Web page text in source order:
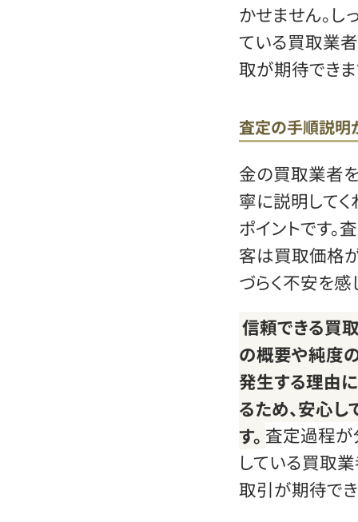
かせません。
ている買取業
取が期待できま
査定の手順説明
金の買取業者
寧に説明して
ポイントです
客は買取価格
づらく不安を感
信頼できる買
の概要や純度
発生する理由
るため、安心
す。 査定過程が
している買取
取引が期待でき